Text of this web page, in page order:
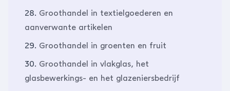
28. Groothandel in textielgoederen en
aanverwante artikelen
29. Groothandel in groenten en fruit
30. Groothandel in vlakglas, het
glasbewerkings- en het glazeniersbedrijf